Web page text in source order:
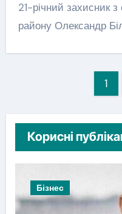
21-річний захисник з
району Олександр
1
Корисні
Новини Львова